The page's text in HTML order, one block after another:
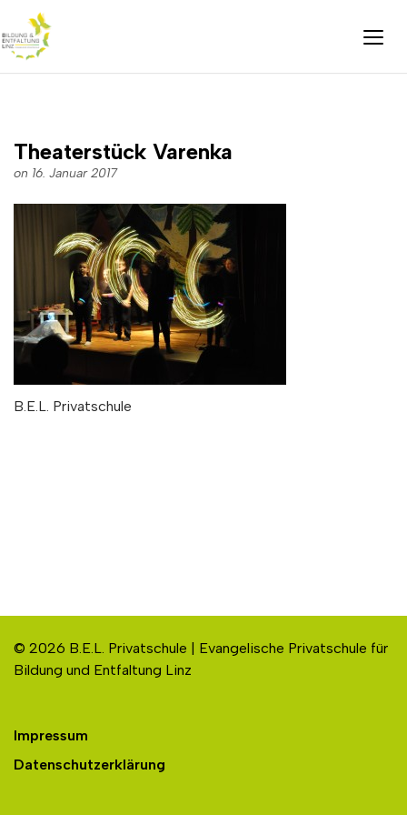
Theaterstück Varenka
on 16. Januar 2017
B.E.L. Privatschule
© 2026 B.E.L. Privatschule | Evangelische Privatschule für
Bildung und Entfaltung Linz
Impressum
Datenschutzerklärung